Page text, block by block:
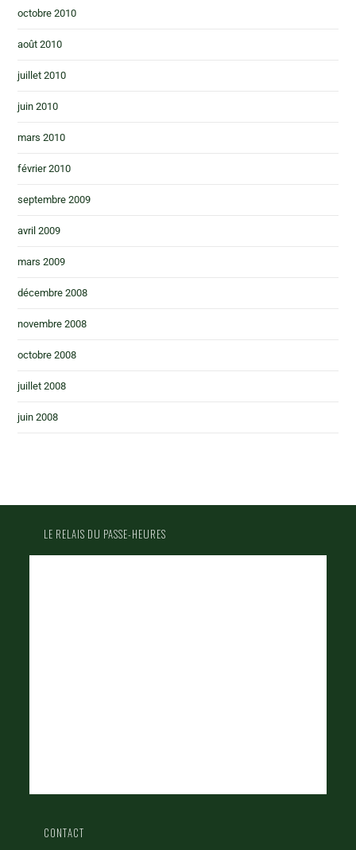
octobre 2010
août 2010
juillet 2010
juin 2010
mars 2010
février 2010
septembre 2009
avril 2009
mars 2009
décembre 2008
novembre 2008
octobre 2008
juillet 2008
juin 2008
LE RELAIS DU PASSE-HEURES
CONTACT